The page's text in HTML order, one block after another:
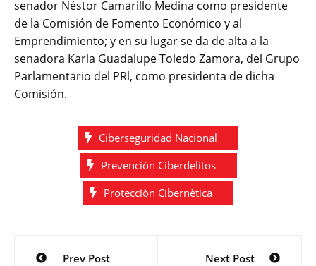
senador Néstor Camarillo Medina como presidente
de la Comisión de Fomento Económico y al
Emprendimiento; y en su lugar se da de alta a la
senadora Karla Guadalupe Toledo Zamora, del Grupo
Parlamentario del PRl, como presidenta de dicha
Comisión.
Ciberseguridad Nacional
Prevenciòn Ciberdelitos
Protecciòn Cibernètica
Navegación
Prev Post Next Post